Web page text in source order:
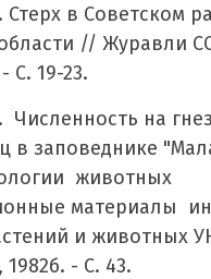
. Стерх в Советском
// Журавли
С. 19-23.
. Численность на
в заповеднике
животных
материалы
и животных
- С. 43.